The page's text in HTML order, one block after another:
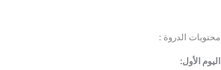
محتويات الدروة :
اليوم الأول: